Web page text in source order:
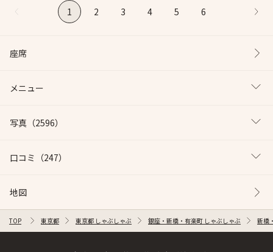
1 2 3 4 5 6
座席
メニュー
写真 （2596）
口コミ （247）
地図
TOP 東京都 東京都 しゃぶしゃぶ 銀座・新橋・有楽町 しゃぶしゃぶ 新橋